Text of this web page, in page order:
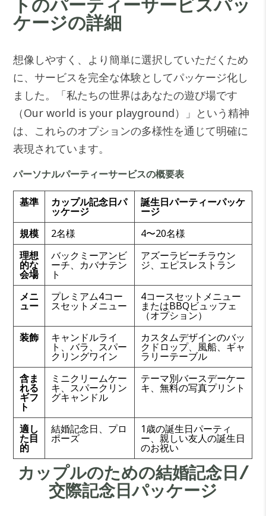
トのパーティーサービスパッ
ケージの詳細
想像しやすく、より簡単に選択していただくため
に、サービスを完全な体験としてパッケージ化し
ました。「私たちの世界はあなたの遊び場です
（Our world is your playground）」という精神
は、これらのオプションの多様性を通じて明確に
表現されています。
パーソナルパーティーサービスの概要表
基準 カップル記念日パ
ッケージ
誕生日パーティーパッケ
ージ
規模
2名様
4〜20名様
理想
的な
会場
バックミーアンビ
ーチ、カバナテン
ト
アズーラビーチラウン
ジ、エピスレストラン
メニ
ュー
プレミアム4コー
スセットメニュー
4コースセットメニュー
またはBBQビュッフェ
（オプション）
装飾
キャンドルライ
ト、バラ、スパー
クリングワイン
カスタムデザインのバッ
クドロップ、風船、ギャ
ラリーテーブル
含ま
れる
ギフ
ト
ミニクリームケー
キ、スパークリン
グキャンドル
テーマ別バースデーケー
キ、無料の写真プリント
適し
た目
的
結婚記念日、プロ
ポーズ
1歳の誕生日パーティ
ー、親しい友人の誕生日
のお祝い
カップルのための結婚記念日/
交際記念日パッケージ